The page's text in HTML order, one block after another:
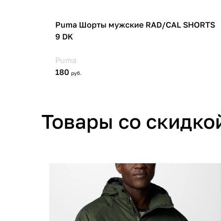
Товары со